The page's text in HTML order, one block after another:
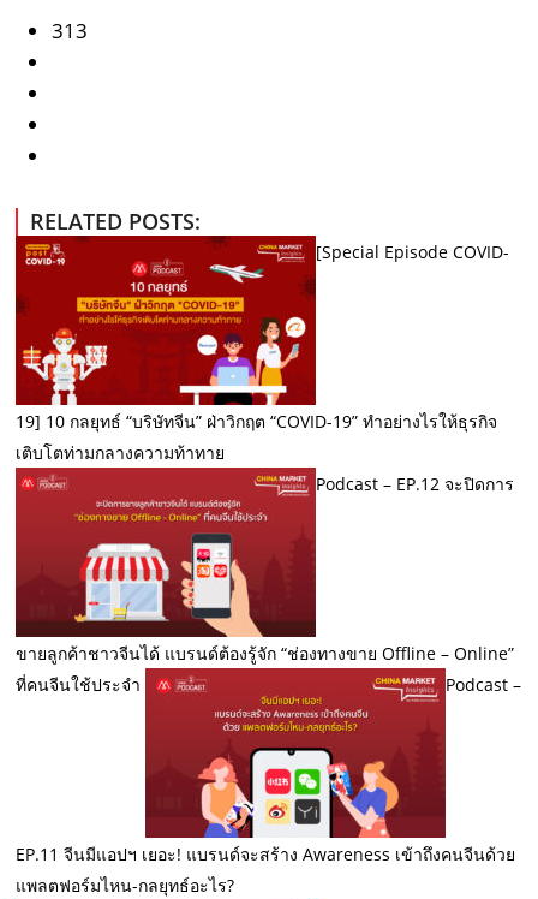
313
RELATED POSTS:
[Special Episode COVID-
19] 10 กลยุทธ์ “บริษัทจีน” ฝ่าวิกฤต “COVID-19” ทำอย่างไรให้ธุรกิจ
เติบโตท่ามกลางความท้าทาย
Podcast – EP.12 จะปิดการ
ขายลูกค้าชาวจีนได้ แบรนด์ต้องรู้จัก “ช่องทางขาย Offline – Online”
ที่คนจีนใช้ประจำ
Podcast –
EP.11 จีนมีแอปฯ เยอะ! แบรนด์จะสร้าง Awareness เข้าถึงคนจีนด้วย
แพลตฟอร์มไหน-กลยุทธ์อะไร?